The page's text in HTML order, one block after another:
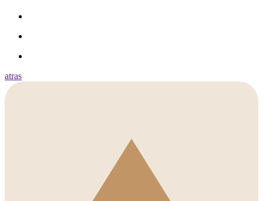
atras